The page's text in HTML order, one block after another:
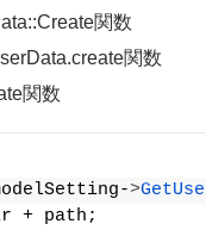
関数
関数
関数
>
+ path;